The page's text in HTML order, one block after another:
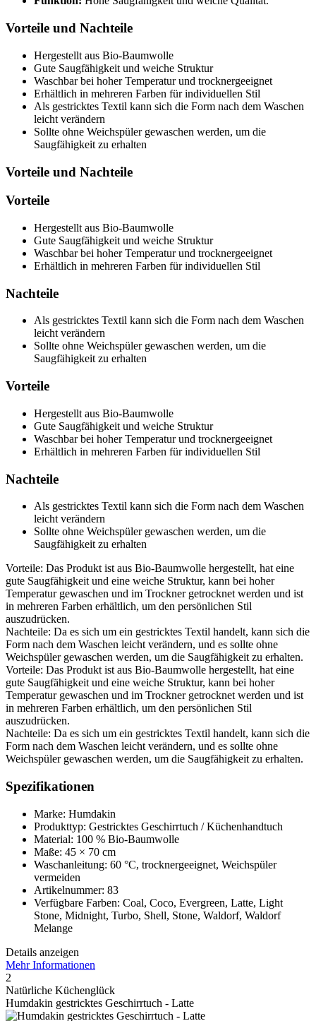
Vorteile und Nachteile
Hergestellt aus Bio-Baumwolle
Gute Saugfähigkeit und weiche Struktur
Waschbar bei hoher Temperatur und trocknergeeignet
Erhältlich in mehreren Farben für individuellen Stil
Als gestricktes Textil kann sich die Form nach dem Waschen
leicht verändern
Sollte ohne Weichspüler gewaschen werden, um die
Saugfähigkeit zu erhalten
Vorteile und Nachteile
Vorteile
Hergestellt aus Bio-Baumwolle
Gute Saugfähigkeit und weiche Struktur
Waschbar bei hoher Temperatur und trocknergeeignet
Erhältlich in mehreren Farben für individuellen Stil
Nachteile
Als gestricktes Textil kann sich die Form nach dem Waschen
leicht verändern
Sollte ohne Weichspüler gewaschen werden, um die
Saugfähigkeit zu erhalten
Vorteile
Hergestellt aus Bio-Baumwolle
Gute Saugfähigkeit und weiche Struktur
Waschbar bei hoher Temperatur und trocknergeeignet
Erhältlich in mehreren Farben für individuellen Stil
Nachteile
Als gestricktes Textil kann sich die Form nach dem Waschen
leicht verändern
Sollte ohne Weichspüler gewaschen werden, um die
Saugfähigkeit zu erhalten
Vorteile: Das Produkt ist aus Bio-Baumwolle hergestellt, hat eine
gute Saugfähigkeit und eine weiche Struktur, kann bei hoher
Temperatur gewaschen und im Trockner getrocknet werden und ist
in mehreren Farben erhältlich, um den persönlichen Stil
auszudrücken.
Nachteile: Da es sich um ein gestricktes Textil handelt, kann sich die
Form nach dem Waschen leicht verändern, und es sollte ohne
Weichspüler gewaschen werden, um die Saugfähigkeit zu erhalten.
Vorteile: Das Produkt ist aus Bio-Baumwolle hergestellt, hat eine
gute Saugfähigkeit und eine weiche Struktur, kann bei hoher
Temperatur gewaschen und im Trockner getrocknet werden und ist
in mehreren Farben erhältlich, um den persönlichen Stil
auszudrücken.
Nachteile: Da es sich um ein gestricktes Textil handelt, kann sich die
Form nach dem Waschen leicht verändern, und es sollte ohne
Weichspüler gewaschen werden, um die Saugfähigkeit zu erhalten.
Spezifikationen
Marke: Humdakin
Produkttyp: Gestricktes Geschirrtuch / Küchenhandtuch
Material: 100 % Bio-Baumwolle
Maße: 45 × 70 cm
Waschanleitung: 60 °C, trocknergeeignet, Weichspüler
vermeiden
Artikelnummer: 83
Verfügbare Farben: Coal, Coco, Evergreen, Latte, Light
Stone, Midnight, Turbo, Shell, Stone, Waldorf, Waldorf
Melange
Details anzeigen
Mehr Informationen
2
Natürliche Küchenglück
Humdakin gestricktes Geschirrtuch - Latte